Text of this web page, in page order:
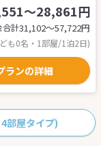
～28,861円
合計31,102〜57,722円
も0名・1部屋/1泊2日)
ランの詳細
部屋タイプ)